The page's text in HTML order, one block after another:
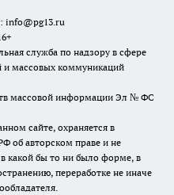
info@pg13.ru
служба по надзору в сфере
и массовых коммуникаций
массовой информации Эл № ФС
сайте, охраняется в
об авторском праве и не
какой бы то ни было форме, в
переработке не иначе